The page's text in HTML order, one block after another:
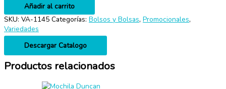
Añadir al carrito
SKU: VA-1145 Categorías: Bolsos y Bolsas, Promocionales,
Variedades
Descargar Catalogo
Productos relacionados